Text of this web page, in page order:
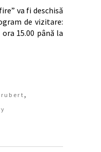
va fi deschisă
de vizitare:
15.00 până la
rubert,